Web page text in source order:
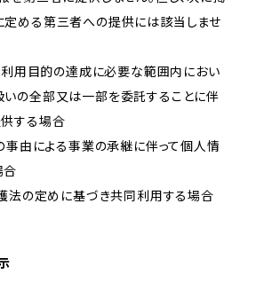
める第三者への提供には該当しませ
利用目的の達成に必要な範囲内におい
の全部又は一部を委託することに伴
する場合
事由による事業の承継に伴って個人情
合
護法の定めに基づき共同利用する場合